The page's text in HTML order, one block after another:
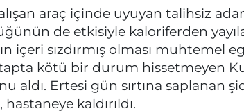
araç içinde uyuyan talihsiz
de etkisiyle kaloriferden
içeri sızdırmış olması muhtemel
kötü bir durum hissetmeyen
aldı. Ertesi gün sırtına saplanan
kaldırıldı.